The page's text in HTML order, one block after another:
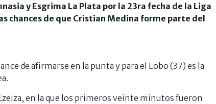
y Esgrima La Plata por la 23ra fecha de la Liga
chances de que Cristian Medina forme parte del
de afirmarse en la punta y para el Lobo (37) es la
en la que los primeros veinte minutos fueron